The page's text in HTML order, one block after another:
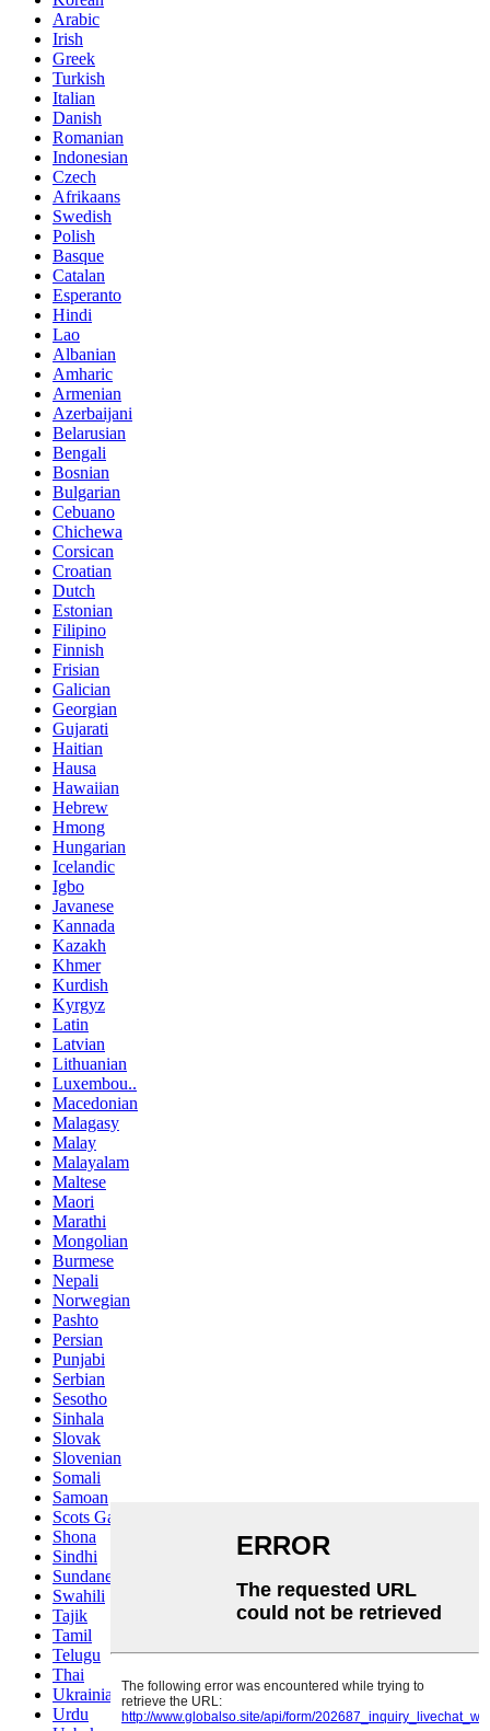
Arabic
Irish
Greek
Turkish
Italian
Danish
Romanian
Indonesian
Czech
Afrikaans
Swedish
Polish
Basque
Catalan
Esperanto
Hindi
Lao
Albanian
Amharic
Armenian
Azerbaijani
Belarusian
Bengali
Bosnian
Bulgarian
Cebuano
Chichewa
Corsican
Croatian
Dutch
Estonian
Filipino
Finnish
Frisian
Galician
Georgian
Gujarati
Haitian
Hausa
Hawaiian
Hebrew
Hmong
Hungarian
Icelandic
Igbo
Javanese
Kannada
Kazakh
Khmer
Kurdish
Kyrgyz
Latin
Latvian
Lithuanian
Luxembou..
Macedonian
Malagasy
Malay
Malayalam
Maltese
Maori
Marathi
Mongolian
Burmese
Nepali
Norwegian
Pashto
Persian
Punjabi
Serbian
Sesotho
Sinhala
Slovak
Slovenian
Somali
Samoan
Scots Gaelic
Shona
Sindhi
Sundanese
Swahili
Tajik
Tamil
Telugu
Thai
Ukrainian
Urdu